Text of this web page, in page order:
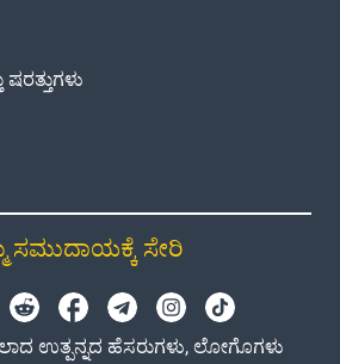
ಸಮುದಾಯಕ್ಕೆ ಸೇರಿ
ಉತ್ಪನ್ನದ ಹೆಸರುಗಳು, ಲೋಗೊಗಳು